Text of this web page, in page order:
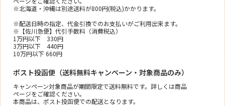
※北海道・沖縄は別途送料が800円(税込)かかります。
※配送日時の指定、代金引換でのお支払いがご利用出来ます。
※【佐川急便】代引手数料（消費税込）
1万円以下 330円
3万円以下 440円
10万円以下 660円
ポスト投函便（送料無料キャンペーン・対象商品のみ）
キャンペーン対象商品が期間限定で送料無料です。詳しくは商品
ページをご確認ください。
本商品は、ポスト投函便での配送となります。